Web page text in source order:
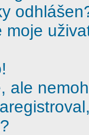
ale